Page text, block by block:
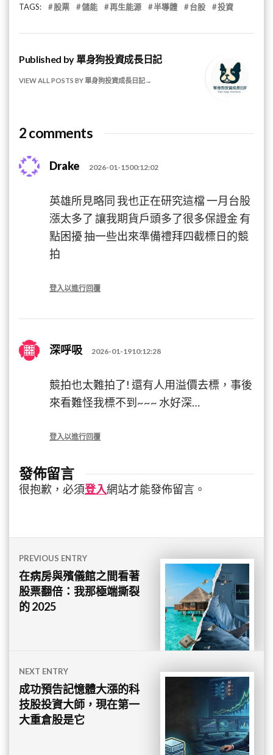
TAGS: 股票 儲能 再生能源 半導體 台股 投資
Published by 單身狗投資成長日記
VIEW ALL POSTS BY 單身狗投資成長日記
2 comments
Drake 2026-01-1500:12:02
英雄所見略同 我也正在研究這檔 一月台股
漲太多了 讓我期貨戶頭多了很多保證金 有
點困擾 抽一些出來準備禮拜四截標日的競
拍
登入以進行回覆
深呼吸 2026-01-1910:12:28
競拍也太難拍了! 還有人用溢價去標，事後
來看難怪我標不到~~~ 水好深…
登入以進行回覆
發佈留言
很抱歉，必須登入網站才能發佈留言。
文
章
導
PREVIOUS ENTRY
在病房與殯儀館之間看著
股票翻倍：我那極端撕裂
的 2025
NEXT ENTRY
成功預告記憶體大漲的科
技股投資大師，現在第一
大重倉股是它